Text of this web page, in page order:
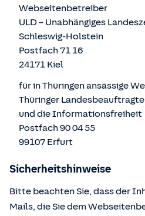
Webseitenbetreiber
ULD – Unabhängiges
Schleswig-Holstein
Postfach 71 16
24171 Kiel
für in Thüringen ansässige
Thüringer
und die Informationsfreiheit
Postfach 90 04 55
99107 Erfurt
Sicherheitshinweise
Bitte beachten Sie, dass der
Mails, die Sie dem